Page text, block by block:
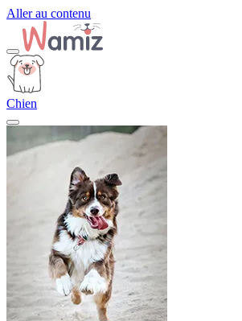
Aller au contenu
Chien